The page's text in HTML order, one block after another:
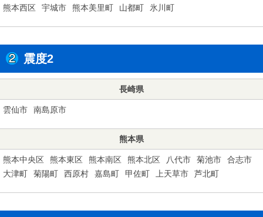
熊本西区 宇城市 熊本美里町 山都町 氷川町
震度2
長崎県
雲仙市 南島原市
熊本県
熊本中央区 熊本東区 熊本南区 熊本北区 八代市 菊池市
合志市
大津町
菊陽町 西原村 嘉島町 甲佐町 上天草市 芦北町